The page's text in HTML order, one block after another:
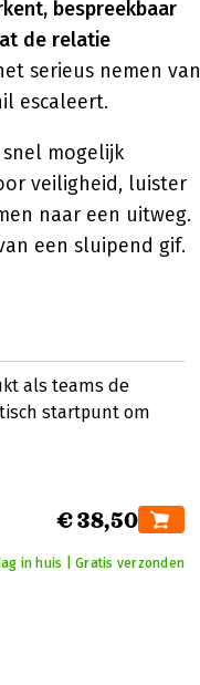
bespreekbaar
de relatie
serieus nemen van
escaleert.
mogelijk
veiligheid, luister
naar een uitweg.
een sluipend gif.
als teams de
startpunt om
€ 38,50
in huis | Gratis verzonden